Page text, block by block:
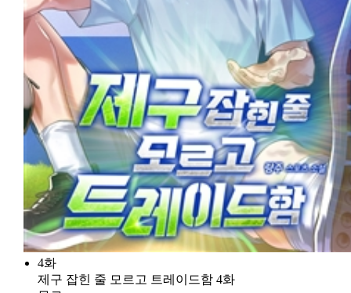
4화
제구 잡힌 줄 모르고 트레이드함 4화